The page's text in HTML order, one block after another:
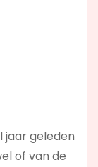
jaar geleden
of van de